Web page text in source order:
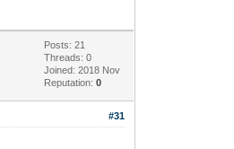
Posts: 21
Threads: 0
Joined: 2018 Nov
Reputation:0
#31